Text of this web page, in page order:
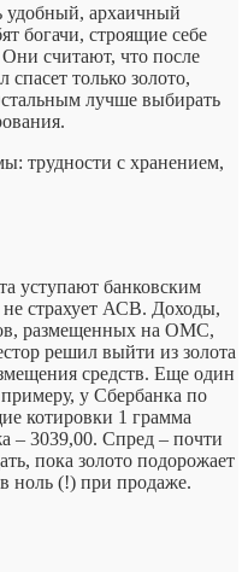
удобный, архаичный
богачи, строящие себе
считают, что после
только золото,
лучше выбирать
трудности с хранением,
уступают банковским
не страхует АСВ. Доходы,
размещенных на ОМС,
решил выйти из золота
средств. Еще один
у Сбербанка по
котировки 1 грамма
– 3039,00. Спред – почти
пока золото подорожает
ноль (!) при продаже.